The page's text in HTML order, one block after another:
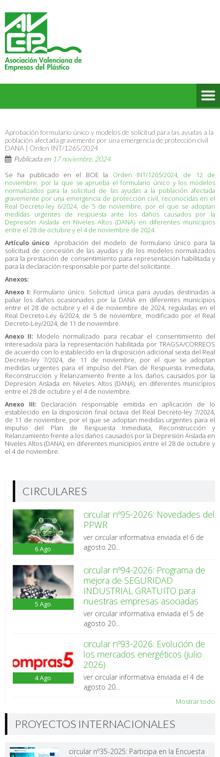
Aprobación formulario único y modelos de solicitud para las ayudas a la
población afectada gravemente por una emergencia de protección civil
DANA | Orden INT/1265/2024
Publicada en 17 noviembre, 2024
Se ha publicado en el BOE la Orden INT/1265/2024, de 12 de
noviembre, por la que se aprueba el formulario único y los modelos
normalizados para la solicitud de las ayudas a la población afectada
gravemente por una emergencia de protección civil, reconocidas en el
Real Decreto-ley 6/2024, de 5 de noviembre, por el que se adoptan
medidas urgentes de respuesta ante los daños causados por la
Depresión Aislada en Niveles Altos (DANA) en diferentes municipios
entre el 28 de octubre y el 4 de noviembre de 2024.
Artículo único: Aprobación del modelo de formulario único para la
solicitud de concesión de las ayudas y de los modelos normalizados
para la prestación de consentimiento para representación habilitada y
para la declaración responsable por parte del solicitante.
Anexos:
Anexo I: Formulario único. Solicitud única para ayudas destinadas a
paliar los daños ocasionados por la DANA en diferentes municipios
entre el 28 de octubre y el 4 de noviembre de 2024, reguladas en el
Real Decreto-Ley 6/2024, de 5 de noviembre, modificado por el Real
Decreto-Ley/2024, de 11 de noviembre.
Anexo II: Modelo normalizado para recabar el consentimiento del
interesado/a para la representación habilitada por TRAGSA/CORREOS
de acuerdo con lo establecido en la disposición adicional sexta del Real
Decreto-ley 7/2024, de 11 de noviembre, por el que se adoptan
medidas urgentes para el impulso del Plan de Respuesta Inmediata,
Reconstrucción y Relanzamiento frente a los daños causados por la
Depresión Aislada en Niveles Altos (DANA), en diferentes municipios
entre el 28 de octubre y el 4 de noviembre.
Anexo III: Declaración responsable emitida en aplicación de lo
establecido en la disposición final octava del Real Decreto-ley 7/2024,
de 11 de noviembre, por el que se adoptan medidas urgentes para el
impulso del Plan de Respuesta Inmediata, Reconstrucción y
Relanzamiento frente a los daños causados por la Depresión Aislada en
Niveles Altos (DANA), en diferentes municipios entre el 28 de octubre y
el 4 de noviembre.
CIRCULARES
6Ago
circular nº95-2026: Novedades del
PPWR
ver circular informativa enviada el 6 de
agosto 20...
5 Ago
circular nº94-2026: Programa de
mejora de SEGURIDAD
INDUSTRIAL GRATUITO para
nuestras empresas asociadas
ver circular informativa enviada el 5 de
agosto 20...
4Ago
circular nº93-2026: Evolución de
los mercados energéticos (julio
2026)
ver circular informativa enviada el 4 de
agosto 20...
Mostrar todo
PROYECTOS INTERNACIONALES
circular nº35-2025: Participa en la Encuesta